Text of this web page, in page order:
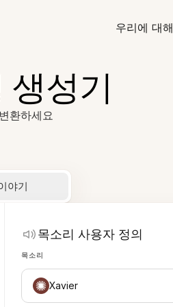
우리에 대해
성기
환하세요
야기
목소리 사용자 정의
목소리
Xavier